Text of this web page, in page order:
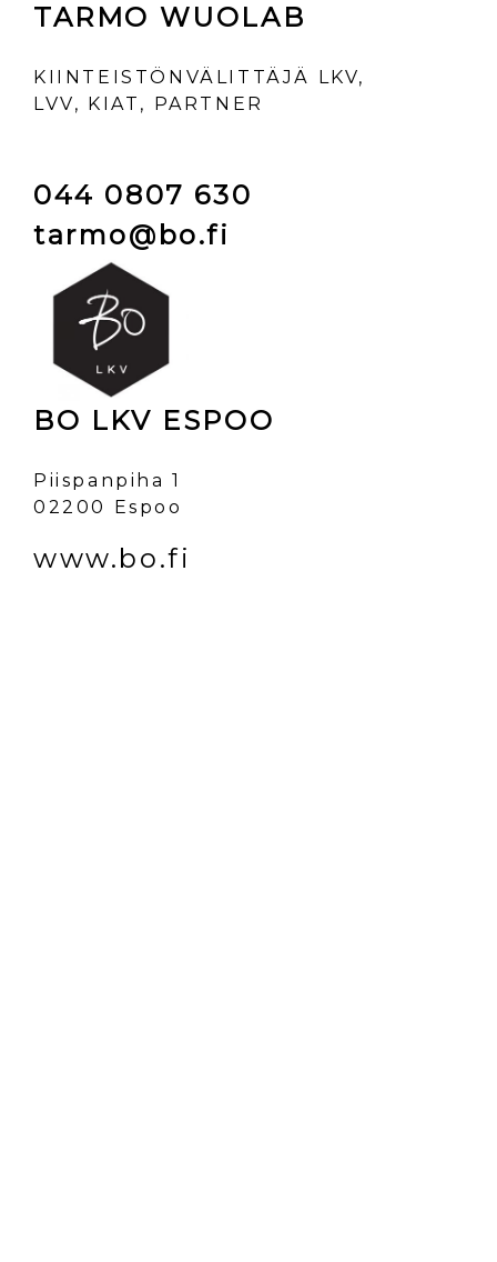
TARMO WUOLAB
KIINTEISTÖNVÄLITTÄJÄ LKV,
LVV, KIAT, PARTNER
044 0807 630
tarmo@bo.fi
BO LKV ESPOO
Piispanpiha 1
02200 Espoo
www.bo.fi